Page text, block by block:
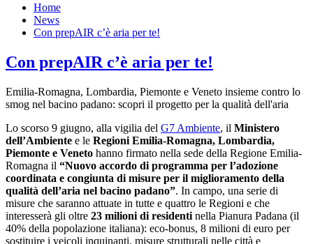
Home
News
Con prepAIR c’è aria per te!
Con prepAIR c’è aria per te!
Emilia-Romagna, Lombardia, Piemonte e Veneto insieme contro lo
smog nel bacino padano: scopri il progetto per la qualità dell'aria
Lo scorso 9 giugno, alla vigilia del G7 Ambiente, il Ministero
dell’Ambiente e le Regioni Emilia-Romagna, Lombardia,
Piemonte e Veneto hanno firmato nella sede della Regione Emilia-
Romagna il “Nuovo accordo di programma per l’adozione
coordinata e congiunta di misure per il miglioramento della
qualità dell’aria nel bacino padano”. In campo, una serie di
misure che saranno attuate in tutte e quattro le Regioni e che
interesserà gli oltre 23 milioni di residenti nella Pianura Padana (il
40% della popolazione italiana): eco-bonus, 8 milioni di euro per
sostituire i veicoli inquinanti, misure strutturali nelle città e